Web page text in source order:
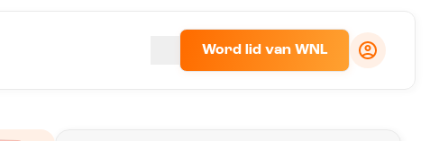
Word lid van WNL